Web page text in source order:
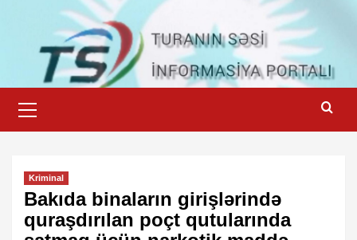
content
Menu
Kriminal
Bakıda binaların girişlərində
quraşdırılan poçt qutularında